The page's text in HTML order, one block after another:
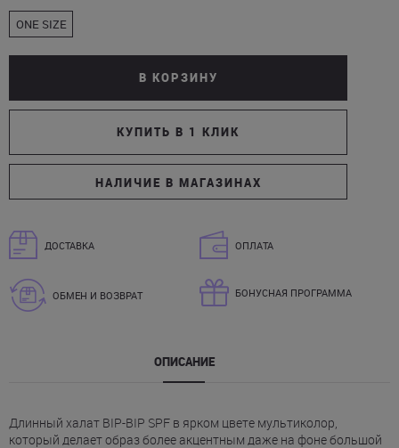
ONE SIZE
В КОРЗИНУ
КУПИТЬ В 1 КЛИК
НАЛИЧИЕ В МАГАЗИНАХ
ДОСТАВКА ОПЛАТА
ОБМЕН И ВОЗВРАТ БОНУСНАЯ ПРОГРАММА
ОПИСАНИЕ
Длинный халат BIP-BIP SPF в ярком цвете мультиколор,
который делает образ более акцентным даже на фоне большой